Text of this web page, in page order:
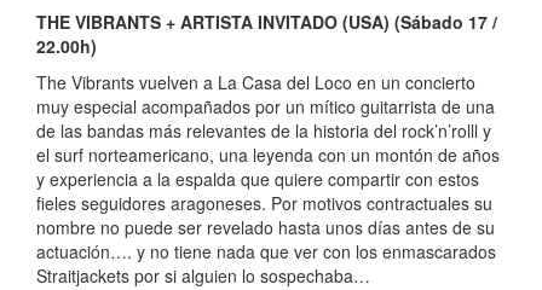
THE VIBRANTS + ARTISTA INVITADO (USA) (Sábado 17 /
22.00h)
The Vibrants vuelven a La Casa del Loco en un concierto
muy especial acompañados por un mítico guitarrista de una
de las bandas más relevantes de la historia del rock’n’rolll y
el surf norteamericano, una leyenda con un montón de años
y experiencia a la espalda que quiere compartir con estos
fieles seguidores aragoneses. Por motivos contractuales su
nombre no puede ser revelado hasta unos días antes de su
actuación…. y no tiene nada que ver con los enmascarados
Straitjackets por si alguien lo sospechaba…